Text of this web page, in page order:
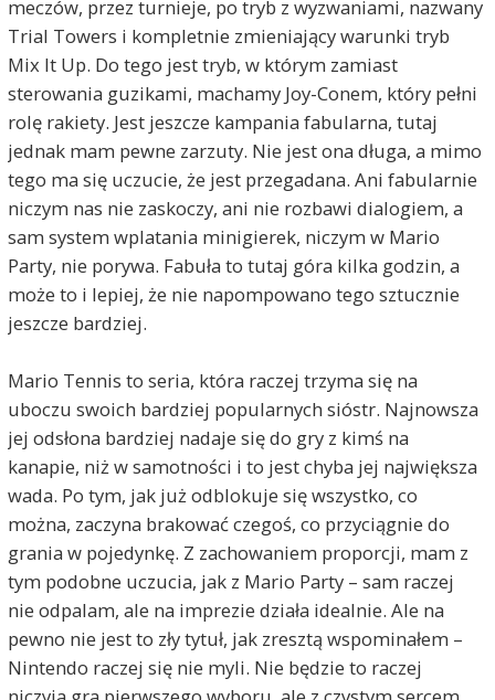
meczów, przez turnieje, po tryb z wyzwaniami, nazwany
Trial Towers i kompletnie zmieniający warunki tryb
Mix It Up. Do tego jest tryb, w którym zamiast
sterowania guzikami, machamy Joy-Conem, który pełni
rolę rakiety. Jest jeszcze kampania fabularna, tutaj
jednak mam pewne zarzuty. Nie jest ona długa, a mimo
tego ma się uczucie, że jest przegadana. Ani fabularnie
niczym nas nie zaskoczy, ani nie rozbawi dialogiem, a
sam system wplatania minigierek, niczym w Mario
Party, nie porywa. Fabuła to tutaj góra kilka godzin, a
może to i lepiej, że nie napompowano tego sztucznie
jeszcze bardziej.
Mario Tennis to seria, która raczej trzyma się na
uboczu swoich bardziej popularnych sióstr. Najnowsza
jej odsłona bardziej nadaje się do gry z kimś na
kanapie, niż w samotności i to jest chyba jej największa
wada. Po tym, jak już odblokuje się wszystko, co
można, zaczyna brakować czegoś, co przyciągnie do
grania w pojedynkę. Z zachowaniem proporcji, mam z
tym podobne uczucia, jak z Mario Party – sam raczej
nie odpalam, ale na imprezie działa idealnie. Ale na
pewno nie jest to zły tytuł, jak zresztą wspominałem –
Nintendo raczej się nie myli. Nie będzie to raczej